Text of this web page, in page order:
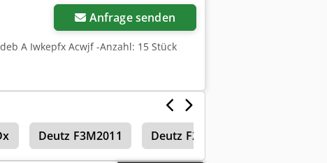
Anfrage senden
A Iwkepfx Acwjf -Anzahl: 15 Stück
Deutz F3M2011 Deutz F2L208F